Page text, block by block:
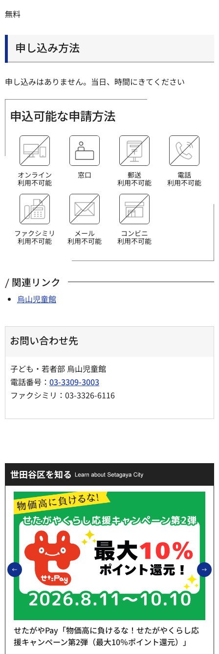
無料
申し込み方法
申し込みはありません。当日、時間にきてください
申込可能な申請方法
オンライン
利用不可能
窓口
郵送
利用不可能
電話
利用不可能
ファクシミリ
利用不可能
メール
利用不可能
コンビニ
利用不可能
関連リンク
烏山児童館
お問い合わせ先
子ども・若者部 烏山児童館
電話番号： 03-3309-3003
ファクシミリ：03-3326-6116
世田谷区を知る
前のスライドを表示
せたがやPay「物価高に負けるな！せたがやくらし応
援キャンペーン第2弾（最大10％ポイント還元）」